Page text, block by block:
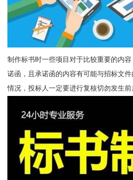
制作标书时一些项目对于比较重要的内
诺函，且承诺函的内容有可能与招标文
情况，投标人一定要进行复核切勿发生前